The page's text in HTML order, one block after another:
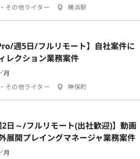
その他ライター
横浜駅
週5日/フルリモート】自社案件に
レクション業務案件
月
その他ライター
神保町
2日～/フルリモート(出社歓迎)】動画
展開プレイングマネージャ業務案件
月